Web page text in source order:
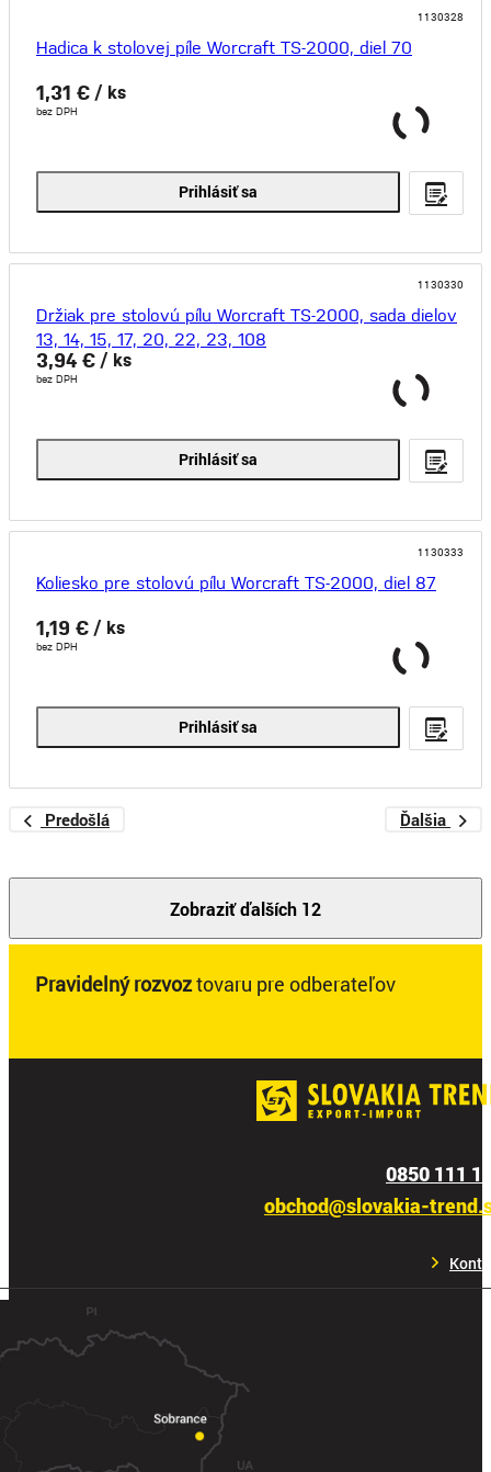
1130328
Hadica k stolovej píle Worcraft TS-2000, diel 70
1,31 € / ks
bez DPH
Prihlásiť sa
1130330
Držiak pre stolovú pílu Worcraft TS-2000, sada dielov
13, 14, 15, 17, 20, 22, 23, 108
3,94 € / ks
bez DPH
Prihlásiť sa
1130333
Koliesko pre stolovú pílu Worcraft TS-2000, diel 87
1,19 € / ks
bez DPH
Prihlásiť sa
Zobraziť ďalších 12
Predošlá Ďalšia
Pravidelný rozvoztovaru pre odberateľov
0850 111
obchod@slovakia-